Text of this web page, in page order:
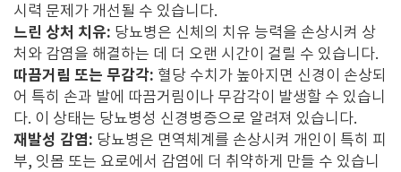
시력 문제가 개선될 수 있습니다.
느린 상처 치유: 당뇨병은 신체의 치유 능력을 손상시켜 상
처와 감염을 해결하는 데 더 오랜 시간이 걸릴 수 있습니다.
따끔거림 또는 무감각: 혈당 수치가 높아지면 신경이 손상되
어 특히 손과 발에 따끔거림이나 무감각이 발생할 수 있습니
다. 이 상태는 당뇨병성 신경병증으로 알려져 있습니다.
재발성 감염: 당뇨병은 면역체계를 손상시켜 개인이 특히 피
부, 잇몸 또는 요로에서 감염에 더 취약하게 만들 수 있습니